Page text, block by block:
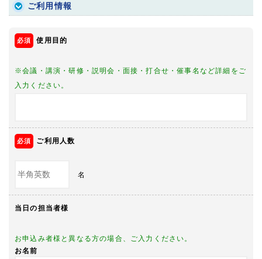
ご利用情報
使用目的
※会議・講演・研修・説明会・面接・打合せ・催事名など詳細をご
入力ください。
ご利用人数
名
当日の担当者様
お申込み者様と異なる方の場合、ご入力ください。
お名前